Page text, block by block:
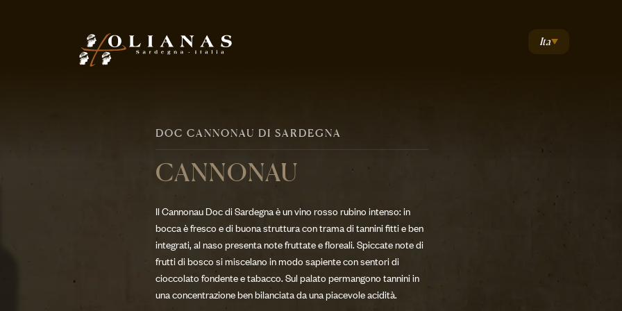
Ita
DOC CANNONAU DI SARDEGNA
CANNONAU
Il Cannonau Doc di Sardegna è un vino rosso rubino intenso: in
bocca è fresco e di buona struttura con trama di tannini fitti e ben
integrati, al naso presenta note fruttate e floreali. Spiccate note di
frutti di bosco si miscelano in modo sapiente con sentori di
cioccolato fondente e tabacco. Sul palato permangono tannini in
una concentrazione ben bilanciata da una piacevole acidità.